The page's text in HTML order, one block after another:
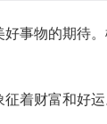
事物的期待
着财富和好运